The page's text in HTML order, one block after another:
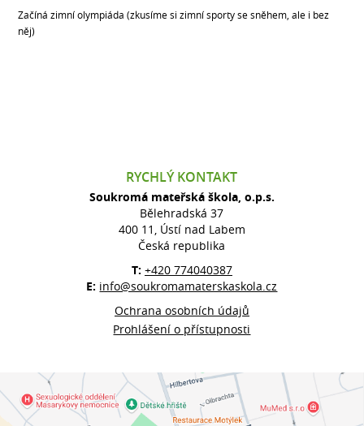
Začíná zimní olympiáda (zkusíme si zimní sporty se sněhem, ale i bez
něj)
RYCHLÝ KONTAKT
Soukromá mateřská škola, o.p.s.
Bělehradská 37
400 11, Ústí nad Labem
Česká republika
T: +420 774040387
E: info@soukromamaterskaskola.cz
Ochrana osobních údajů
Prohlášení o přístupnosti